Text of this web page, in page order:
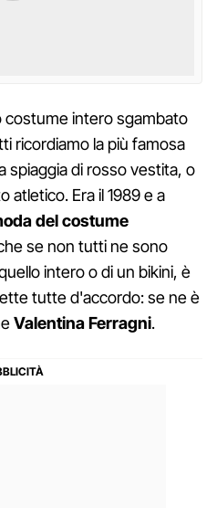
costume intero sgambato
ricordiamo la più famosa
spiaggia di rosso vestita, o
atletico. Era il 1989 e a
del costume
se non tutti ne sono
intero o di un bikini, è
tutte d'accordo: se ne è
Valentina Ferragni.